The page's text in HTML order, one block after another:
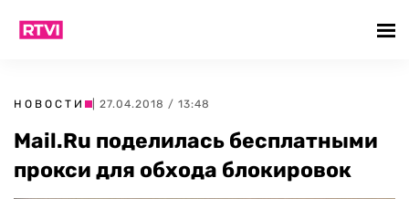
НОВОСТИ | 27.04.2018 / 13:48
Mail.Ru поделилась бесплатными
прокси для обхода блокировок